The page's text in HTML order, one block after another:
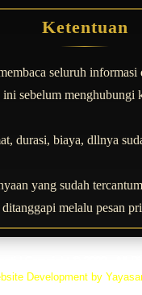
Ketentuan
seluruh informasi
ini sebelum menghubungi
durasi, biaya, dllnya
yang sudah
ditanggapi melalu pesan
Development by